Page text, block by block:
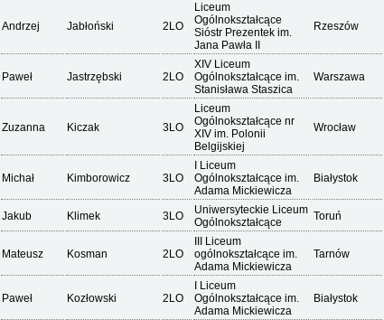
Andrzej Jabłoński 2LO
Liceum
Ogólnokształcące
Sióstr Prezentek im.
Jana Pawła II
Rzeszów
Paweł Jastrzębski 2LO
XIV Liceum
Ogólnokształcące im.
Stanisława Staszica
Warszawa
Zuzanna Kiczak 3LO
Liceum
Ogólnokształcące nr
XIV im. Polonii
Belgijskiej
Wrocław
Michał Kimborowicz 3LO
I Liceum
Ogólnokształcące im.
Adama Mickiewicza
Białystok
Jakub Klimek 3LO
Uniwersyteckie Liceum
Ogólnokształcące
Toruń
Mateusz Kosman 2LO
III Liceum
ogólnokształcące im.
Adama Mickiewicza
Tarnów
Paweł Kozłowski 2LO
I Liceum
Ogólnokształcące im.
Adama Mickiewicza
Białystok